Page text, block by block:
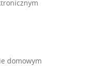
domowym